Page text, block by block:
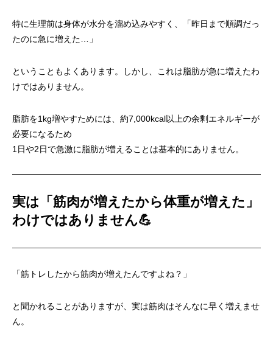
特に生理前は身体が水分を溜め込みやすく、「昨日まで順調だっ
たのに急に増えた…」
ということもよくあります。しかし、これは脂肪が急に増えたわ
けではありません。
脂肪を1kg増やすためには、約7,000kcal以上の余剰エネルギーが
必要になるため
1日や2日で急激に脂肪が増えることは基本的にありません。
実は「筋肉が増えたから体重が増えた」
わけではありません💪
「筋トレしたから筋肉が増えたんですよね？」
と聞かれることがありますが、実は筋肉はそんなに早く増えませ
ん。